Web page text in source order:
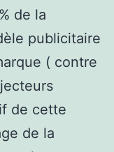
de la
publicitaire
( contre
de cette
de la